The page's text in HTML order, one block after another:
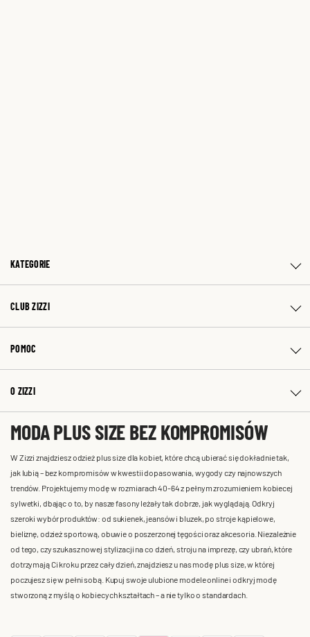
KATEGORIE
CLUB ZIZZI
POMOC
O ZIZZI
MODA PLUS SIZE BEZ KOMPROMISÓW
W Zizzi znajdziesz odzież plus size dla kobiet, które chcą ubierać się dokładnie tak,
jak lubią – bez kompromisów w kwestii dopasowania, wygody czy najnowszych
trendów. Projektujemy modę w rozmiarach 40-64 z pełnym zrozumieniem kobiecej
sylwetki, dbając o to, by nasze fasony leżały tak dobrze, jak wyglądają. Odkryj
szeroki wybór produktów: od sukienek, jeansów i bluzek, po stroje kąpielowe,
bieliznę, odzież sportową, obuwie o poszerzonej tęgości oraz akcesoria. Niezależnie
od tego, czy szukasz nowej stylizacji na co dzień, stroju na imprezę, czy ubrań, które
dotrzymają Ci kroku przez cały dzień, znajdziesz u nas modę plus size, w której
poczujesz się w pełni sobą. Kupuj swoje ulubione modele online i odkryj modę
stworzoną z myślą o kobiecych kształtach – a nie tylko o standardach.